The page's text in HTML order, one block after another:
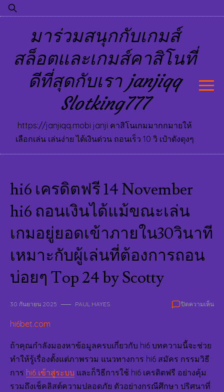
Skip
to
ค้นหา
สำหรับ:
มาร่วมสนุกกับเกมส์
สล็อตและเกมส์คาสิโนที่
ดีที่สุดกับเรา janjiqq
Slotking777
https://janjiqq.mobi janji คาสิโนเกมมากกมายให้
เลือกเล่น เล่นง่าย ได้เงินด่วน ถอนเร็ว 10 วิ เป๋าตังตุงๆ
hi6 เครดิตฟรี 14 November
hi6 ถอนเงินได้แม้ขณะเล่น
เกมอยู่ยอดเข้าภายใน30วินาที
เหมาะกับผู้เล่นที่ต้องการถอน
บ่อยๆ Top 24 by Scotty
30 กันยายน 2025 PAUL HAYES ปิดความเห็นบน
hi6bet.com
ถ้าคุณกำลังมองหาข้อมูลครบเกี่ยวกับ hi6 บทความนี้จะช่วย
ทำให้รู้เรื่องตั้งแต่ภาพรวม แนวทางการ hi6 สมัคร กรรมวิธี
การ hi6 เข้าสู่ระบบ และก็วิธีการใช้ hi6 เครดิตฟรี อย่างคุ้ม
รวมถึงเช็คลิสต์ความปลอดภัย ตัวอย่างกรณีศึกษา ปริศนาที่